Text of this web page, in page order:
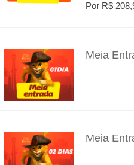
Por R$
INFO
Meia
INFO
Meia